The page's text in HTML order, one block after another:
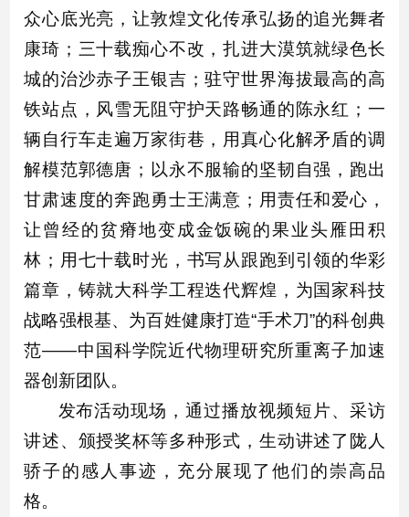
众心底光亮，让敦煌文化传承弘扬的追光舞者
康琦；三十载痴心不改，扎进大漠筑就绿色长
城的治沙赤子王银吉；驻守世界海拔最高的高
铁站点，风雪无阻守护天路畅通的陈永红；一
辆自行车走遍万家街巷，用真心化解矛盾的调
解模范郭德唐；以永不服输的坚韧自强，跑出
甘肃速度的奔跑勇士王满意；用责任和爱心，
让曾经的贫瘠地变成金饭碗的果业头雁田积
林；用七十载时光，书写从跟跑到引领的华彩
篇章，铸就大科学工程迭代辉煌，为国家科技
战略强根基、为百姓健康打造“手术刀”的科创典
范——中国科学院近代物理研究所重离子加速
器创新团队。
发布活动现场，通过播放视频短片、采访
讲述、颁授奖杯等多种形式，生动讲述了陇人
骄子的感人事迹，充分展现了他们的崇高品
格。